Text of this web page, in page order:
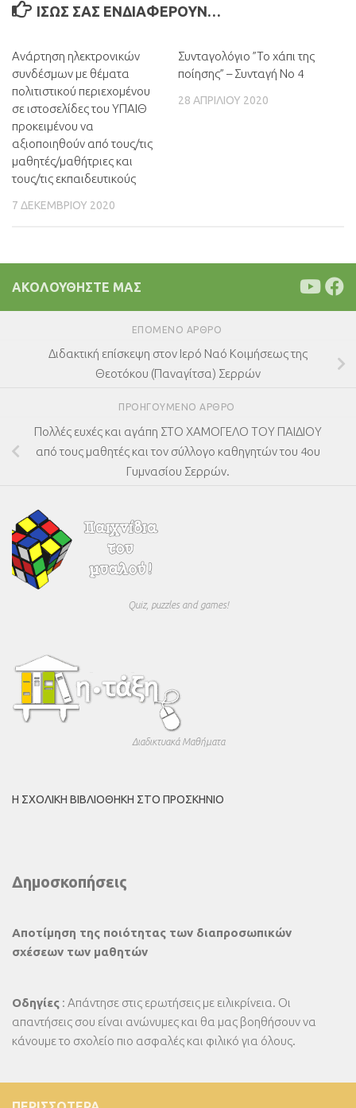
ΊΣΩΣ ΣΑΣ ΕΝΔΙΑΦΈΡΟΥΝ…
Ανάρτηση ηλεκτρονικών
συνδέσμων με θέματα
πολιτιστικού περιεχομένου
σε ιστοσελίδες του ΥΠΑΙΘ
προκειμένου να
αξιοποιηθούν από τους/τις
μαθητές/μαθήτριες και
τους/τις εκπαιδευτικούς
7 ΔΕΚΕΜΒΡΊΟΥ 2020
Συνταγολόγιο ”Το χάπι της
ποίησης” – Συνταγή Νο 4
28 ΑΠΡΙΛΊΟΥ 2020
ΑΚΟΛΟΥΘΉΣΤΕ ΜΑΣ
ΕΠΌΜΕΝΟ ΆΡΘΡΟ
Διδακτική επίσκεψη στον Ιερό Ναό Κοιμήσεως της
Θεοτόκου (Παναγίτσα) Σερρών
ΠΡΟΗΓΟΎΜΕΝΟ ΆΡΘΡΟ
Πολλές ευχές και αγάπη ΣΤΟ ΧΑΜΟΓΕΛΟ ΤΟΥ ΠΑΙΔΙΟΥ
από τους μαθητές και τον σύλλογο καθηγητών του 4ου
Γυμνασίου Σερρών.
Quiz, puzzles and games!
Διαδικτυακά Μαθήματα
Η ΣΧΟΛΙΚΉ ΒΙΒΛΙΟΘΉΚΗ ΣΤΟ ΠΡΟΣΚΉΝΙΟ
Δημοσκοπήσεις
Αποτίμηση της ποιότητας των διαπροσωπικών
σχέσεων των μαθητών
Οδηγίες : Απάντησε στις ερωτήσεις με ειλικρίνεια. Οι
απαντήσεις σου είναι ανώνυμες και θα μας βοηθήσουν να
κάνουμε το σχολείο πιο ασφαλές και φιλικό για όλους.